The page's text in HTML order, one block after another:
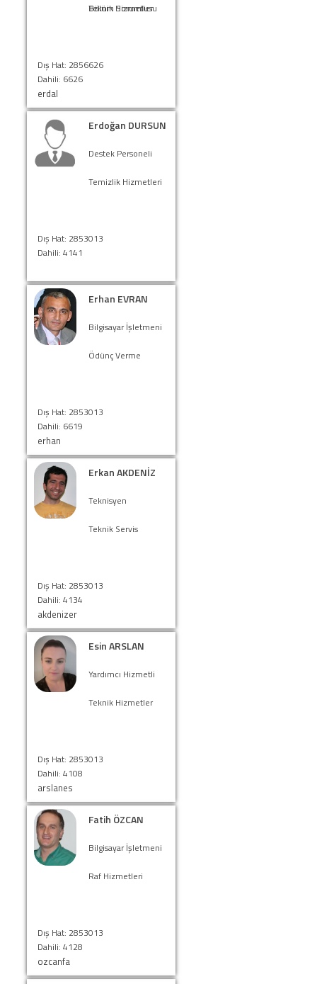
Bölüm Sorumlusu
Teknik Hizmetler
Dış Hat: 2856626
Dahili: 6626
erdal
Erdoğan DURSUN
Destek Personeli
Temizlik Hizmetleri
Dış Hat: 2853013
Dahili: 4141
Erhan EVRAN
Bilgisayar İşletmeni
Ödünç Verme
Dış Hat: 2853013
Dahili: 6619
erhan
Erkan AKDENİZ
Teknisyen
Teknik Servis
Dış Hat: 2853013
Dahili: 4134
akdenizer
Esin ARSLAN
Yardımcı Hizmetli
Teknik Hizmetler
Dış Hat: 2853013
Dahili: 4108
arslanes
Fatih ÖZCAN
Bilgisayar İşletmeni
Raf Hizmetleri
Dış Hat: 2853013
Dahili: 4128
ozcanfa